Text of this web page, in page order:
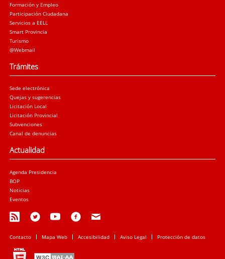
Formación y Empleo
Participación Ciudadana
Servicios a EELL
Smart Provincia
Turismo
@Webmail
Trámites
Sede electrónica
Quejas y sugerencias
Licitación Local
Licitación Provincial
Subvenciones
Canal de denuncias
Actualidad
Agenda Presidencia
BOP
Noticias
Eventos
Contacto Mapa Web Accesibilidad Aviso Legal Protección de datos